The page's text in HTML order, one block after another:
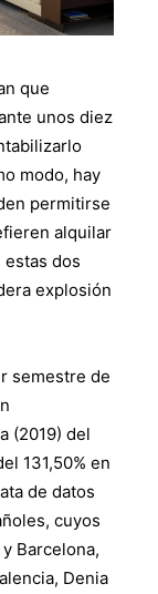
que
unos diez
modo, hay
permitirse
alquilar
dos
explosión
semestre de
(2019) del
131,50% en
de datos
cuyos
Barcelona,
Denia